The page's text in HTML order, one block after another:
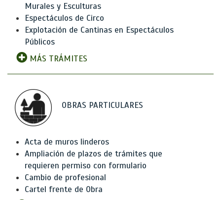
Murales y Esculturas
Espectáculos de Circo
Explotación de Cantinas en Espectáculos
Públicos
MÁS TRÁMITES
OBRAS PARTICULARES
Acta de muros linderos
Ampliación de plazos de trámites que
requieren permiso con formulario
Cambio de profesional
Cartel frente de Obra